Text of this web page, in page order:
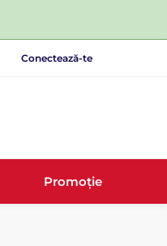
Conectează-te
Promoție